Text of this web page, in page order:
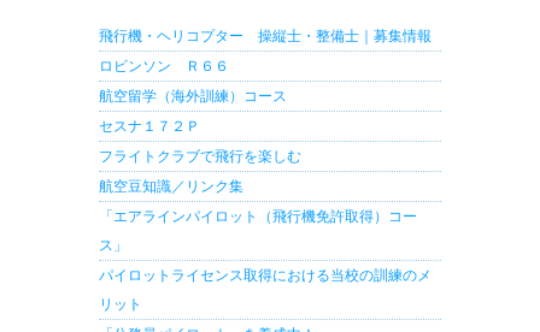
飛行機・ヘリコプター 操縦士・整備士｜募集情報
ロビンソン Ｒ６６
航空留学（海外訓練）コース
セスナ１７２Ｐ
フライトクラブで飛行を楽しむ
航空豆知識／リンク集
「エアラインパイロット（飛行機免許取得）コー
ス」
パイロットライセンス取得における当校の訓練のメ
リット